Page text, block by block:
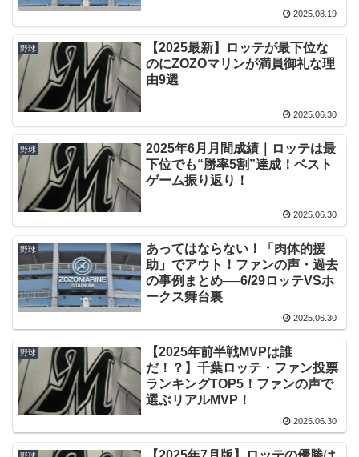
2025.08.19
野球
【2025最新】ロッテが最下位な
のにZOZOマリンが満員御礼な理
由9選
2025.06.30
野球
2025年6月月間成績｜ロッテは最
下位でも“勝率5割”達成！ベスト
ゲーム振り返り！
2025.06.30
野球
あってはならない！「肉体的援
助」でアウト！ファンの声・過去
の事例まとめ──6/29ロッテVSホ
ークス舞台裏
2025.06.30
野球
【2025年前半戦MVPは誰
だ！？】千葉ロッテ・ファン投票
ランキングTOP5！ファンの声で
選ぶリアルMVP！
2025.06.30